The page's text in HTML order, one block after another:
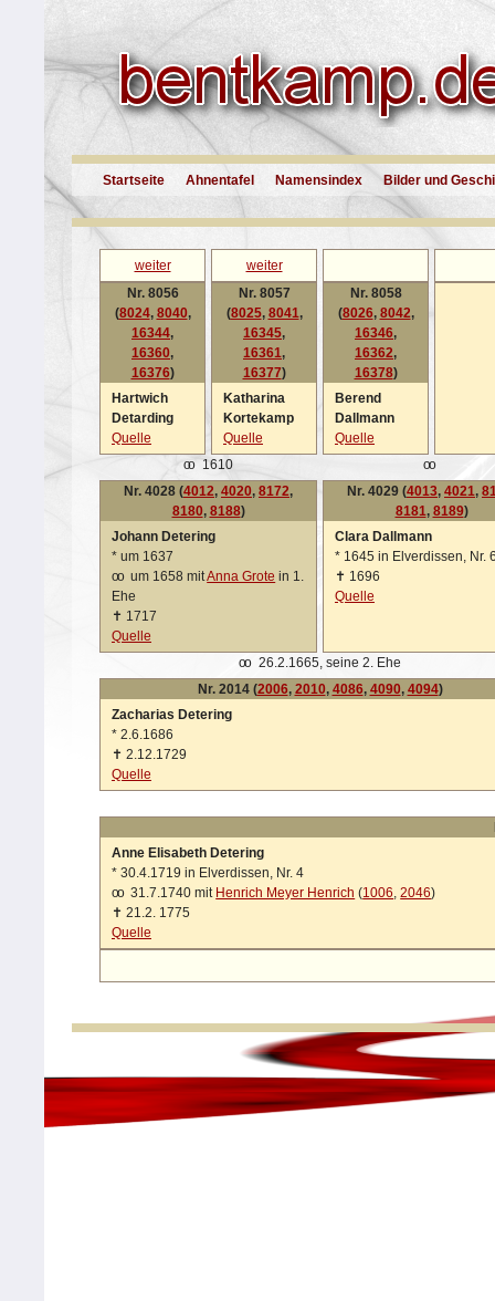
Startseite Ahnentafel Namensindex Bilder und
weiter
weiter
Nr. 8056
(8024, 8040,
16344,
16360,
16376)
Hartwich
Detarding
Quelle
Nr. 8057
(8025, 8041,
16345,
16361,
16377)
Katharina
Kortekamp
Quelle
Nr. 8058
(8026, 8042,
16346,
16362,
16378)
Berend
Dallmann
Quelle
oo
1610
oo
Nr. 4028 (4012, 4020, 8172,
8180, 8188)
Johann Detering
* um 1637
oo um 1658 mitAnna Grote in 1.
Ehe
✝ 1717
Quelle
Nr. 4029 (4013, 4021,
8181, 8189)
Clara Dallmann
* 1645 in Elverdissen, Nr.
✝ 1696
Quelle
oo
26.2.1665, seine 2. Ehe
Nr. 2014 (2006, 2010, 4086, 4090, 4094)
Zacharias Detering
* 2.6.1686
✝ 2.12.1729
Quelle
Anne Elisabeth Detering
* 30.4.1719 in Elverdissen, Nr. 4
oo 31.7.1740 mit Henrich Meyer Henrich (1006,2046)
✝ 21.2. 1775
Quelle